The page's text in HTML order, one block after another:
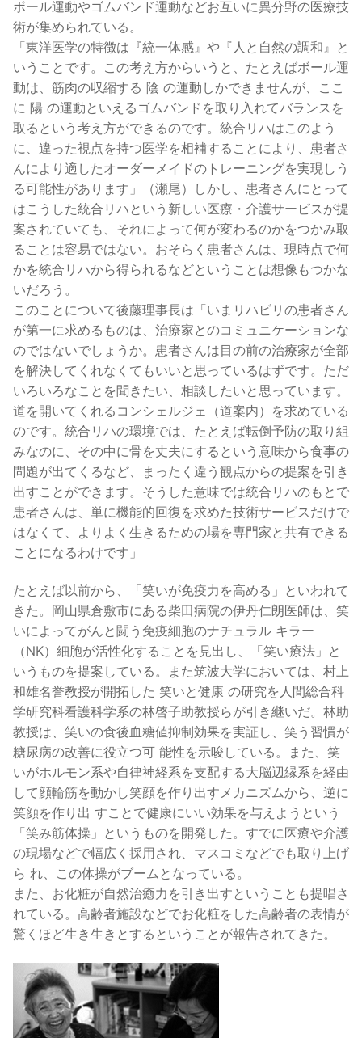
ボール運動やゴムバンド運動などお互いに異分野の医療技
術が集められている。
「東洋医学の特徴は『統一体感』や『人と自然の調和』と
いうことです。この考え方からいうと、たとえばボール運
動は、筋肉の収縮する 陰 の運動しかできませんが、ここ
に 陽 の運動といえるゴムバンドを取り入れてバランスを
取るという考え方ができるのです。統合リハはこのよう
に、違った視点を持つ医学を相補することにより、患者さ
んにより適したオーダーメイドのトレーニングを実現しう
る可能性があります」（瀬尾）しかし、患者さんにとって
はこうした統合リハという新しい医療・介護サービスが提
案されていても、それによって何が変わるのかをつかみ取
ることは容易ではない。おそらく患者さんは、現時点で何
かを統合リハから得られるなどということは想像もつかな
いだろう。
このことについて後藤理事長は「いまリハビリの患者さん
が第一に求めるものは、治療家とのコミュニケーションな
のではないでしょうか。患者さんは目の前の治療家が全部
を解決してくれなくてもいいと思っているはずです。ただ
いろいろなことを聞きたい、相談したいと思っています。
道を開いてくれるコンシェルジェ（道案内）を求めている
のです。統合リハの環境では、たとえば転倒予防の取り組
みなのに、その中に骨を丈夫にするという意味から食事の
問題が出てくるなど、まったく違う観点からの提案を引き
出すことができます。そうした意味では統合リハのもとで
患者さんは、単に機能的回復を求めた技術サービスだけで
はなくて、よりよく生きるための場を専門家と共有できる
ことになるわけです」
たとえば以前から、「笑いが免疫力を高める」といわれて
きた。岡山県倉敷市にある柴田病院の伊丹仁朗医師は、笑
いによってがんと闘う免疫細胞のナチュラル キラー
（NK）細胞が活性化することを見出し、「笑い療法」と
いうものを提案している。また筑波大学においては、村上
和雄名誉教授が開拓した 笑いと健康 の研究を人間総合科
学研究科看護科学系の林啓子助教授らが引き継いだ。林助
教授は、笑いの食後血糖値抑制効果を実証し、笑う習慣が
糖尿病の改善に役立つ可 能性を示唆している。また、笑
いがホルモン系や自律神経系を支配する大脳辺縁系を経由
して顔輪筋を動かし笑顔を作り出すメカニズムから、逆に
笑顔を作り出 すことで健康にいい効果を与えようという
「笑み筋体操」というものを開発した。すでに医療や介護
の現場などで幅広く採用され、マスコミなどでも取り上げ
ら れ、この体操がブームとなっている。
また、お化粧が自然治癒力を引き出すということも提唱さ
れている。高齢者施設などでお化粧をした高齢者の表情が
驚くほど生き生きとするということが報告されてきた。